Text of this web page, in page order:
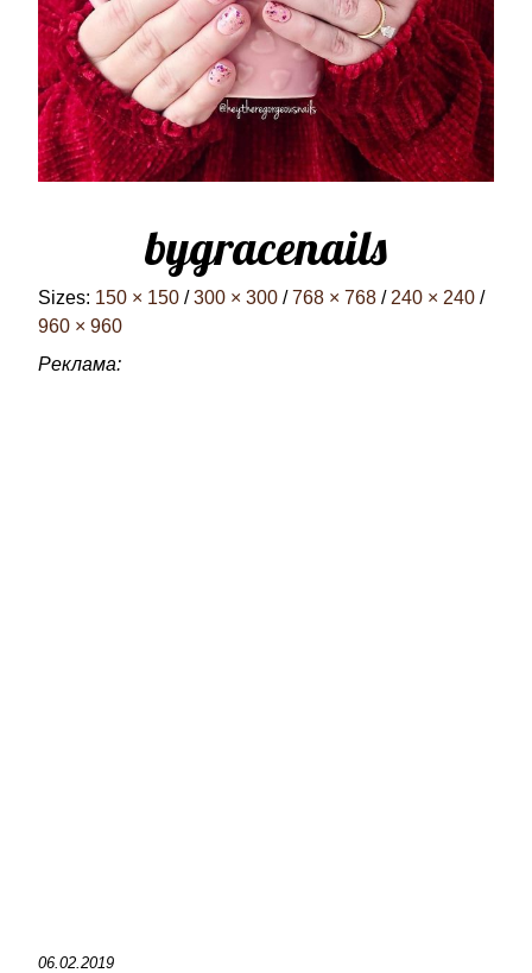
bygracenails
Sizes: 150 × 150 / 300 × 300 / 768 × 768 / 240 × 240 /
960 × 960
Реклама:
06.02.2019